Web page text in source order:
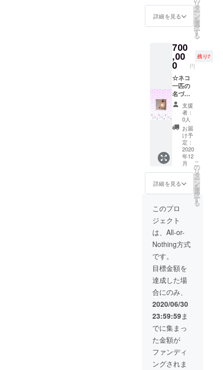
真付き
サンク
スカー
ド／来
い方に
はネコ
マーク
タオル
５枚と
ネコの
写真付
きサン
クス
カード
詳細を見る
リ
タ
ー
ン
を
選
択
す
る
700
,00
0 円
残り7
☆ネコ
一匹の
名づけ
親に
なって
いただ
きま
す。 そ
の他
オープ
ニング
イヤー1
年間通
い放題
（一日
一回ド
リンク
とおや
つ付）/
パトロ
ンの方
のサイ
お写真
をお店
に飾ら
せてい
ただき
ます。
名付け
ていた
だいた
ネコ
ちゃん
の写真
つきサ
支援
者：
0人
お届
け予
定：
2020
年12
月
詳細を見る
こ
の
リ
タ
ー
ン
を
選
択
す
る
このプロ
ジェクト
は、All-or-
Nothing方式
です。
目標金額を
達成した場
合にのみ、
2020/06/30
23:59:59ま
でに集まっ
た金額が
ファンディ
ングされま